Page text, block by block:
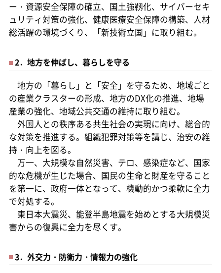
ー・資源安全保障の確立、国土強靱化、サイバーセキ
ュリティ対策の強化、健康医療安全保障の構築、人材
総活躍の環境づくり、「新技術立国」に取り組む。
2．地方を伸ばし、暮らしを守る
地方の「暮らし」と「安全」を守るため、地域ごと
の産業クラスターの形成、地方のDX化の推進、地場
産業の強化、地域公共交通の維持に取り組む。
外国人との秩序ある共生社会の実現に向け、総合的
な対策を推進する。組織犯罪対策等を講じ、治安の維
持・向上を図る。
万一、大規模な自然災害、テロ、感染症など、国家
的な危機が生じた場合、国民の生命と財産を守ること
を第一に、政府一体となって、機動的かつ柔軟に全力
で対処する。
東日本大震災、能登半島地震を始めとする大規模災
害からの復興に全力を尽くす。
3．外交力・防衛力・情報力の強化